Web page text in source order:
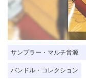
サンプラー・マルチ音源
バンドル・コレクション